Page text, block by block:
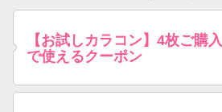
【お試しカラコン】4枚ご購入
で使えるクーポン